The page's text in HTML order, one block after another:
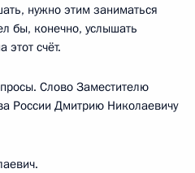
нужно этим заниматься
бы, конечно, услышать
счёт.
Слово Заместителю
России Дмитрию Николаевичу